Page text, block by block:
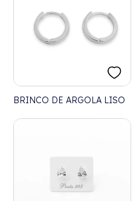
BRINCO DE ARGOLA LISO